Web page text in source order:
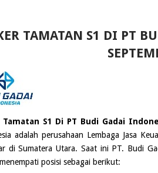
TAMATAN S1 DI PT
Tamatan S1 Di PT Budi Gadai
adalah perusahaan Lembaga Jasa
di Sumatera Utara. Saat ini PT. Budi
posisi sebagai berikut: